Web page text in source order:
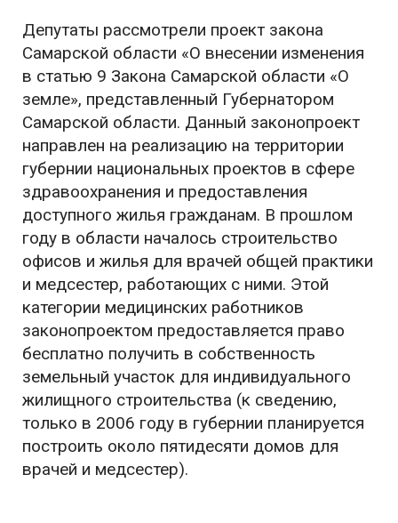
Депутаты рассмотрели проект закона
Самарской области «О внесении изменения
в статью 9 Закона Самарской области «О
земле», представленный Губернатором
Самарской области. Данный законопроект
направлен на реализацию на территории
губернии национальных проектов в сфере
здравоохранения и предоставления
доступного жилья гражданам. В прошлом
году в области началось строительство
офисов и жилья для врачей общей практики
и медсестер, работающих с ними. Этой
категории медицинских работников
законопроектом предоставляется право
бесплатно получить в собственность
земельный участок для индивидуального
жилищного строительства (к сведению,
только в 2006 году в губернии планируется
построить около пятидесяти домов для
врачей и медсестер).